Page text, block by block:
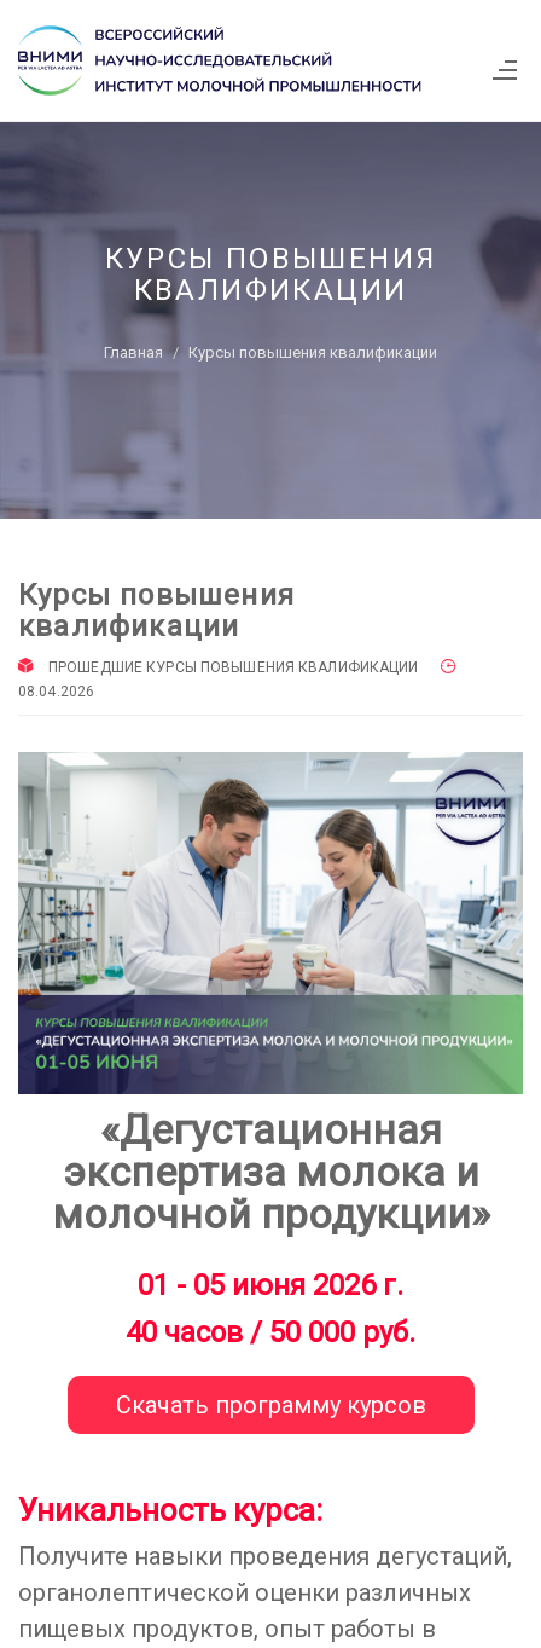
КУРСЫ ПОВЫШЕНИЯ
КВАЛИФИКАЦИИ
Главная Курсы повышения квалификации
Курсы повышения
квалификации
ПРОШЕДШИЕ КУРСЫ ПОВЫШЕНИЯ КВАЛИФИКАЦИИ
08.04.2026
«Дегустационная
экспертиза молока и
молочной продукции»
01 - 05 июня 2026 г.
40 часов / 50 000 руб.
Уникальность курса:
Получите навыки проведения дегустаций,
органолептической оценки различных
пищевых продуктов, опыт работы в